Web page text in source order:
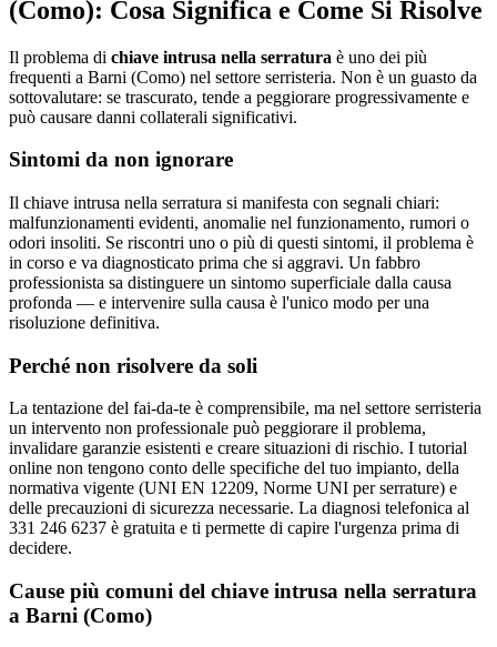
(Como): Cosa Significa e Come Si Risolve
Il problema di chiave intrusa nella serratura è uno dei più
frequenti a Barni (Como) nel settore serristeria. Non è un guasto da
sottovalutare: se trascurato, tende a peggiorare progressivamente e
può causare danni collaterali significativi.
Sintomi da non ignorare
Il chiave intrusa nella serratura si manifesta con segnali chiari:
malfunzionamenti evidenti, anomalie nel funzionamento, rumori o
odori insoliti. Se riscontri uno o più di questi sintomi, il problema è
in corso e va diagnosticato prima che si aggravi. Un fabbro
professionista sa distinguere un sintomo superficiale dalla causa
profonda — e intervenire sulla causa è l'unico modo per una
risoluzione definitiva.
Perché non risolvere da soli
La tentazione del fai-da-te è comprensibile, ma nel settore serristeria
un intervento non professionale può peggiorare il problema,
invalidare garanzie esistenti e creare situazioni di rischio. I tutorial
online non tengono conto delle specifiche del tuo impianto, della
normativa vigente (UNI EN 12209, Norme UNI per serrature) e
delle precauzioni di sicurezza necessarie. La diagnosi telefonica al
331 246 6237 è gratuita e ti permette di capire l'urgenza prima di
decidere.
Cause più comuni del chiave intrusa nella serratura
a Barni (Como)